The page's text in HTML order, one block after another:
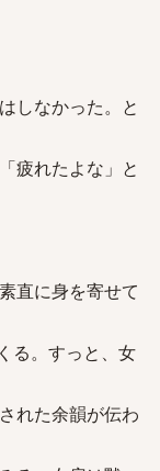
しなかった。と
疲れたよな」と
直に身を寄せて
る。すっと、女
れた余韻が伝わ